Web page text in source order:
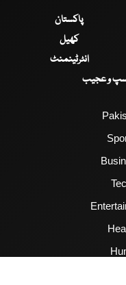
پاکستان
کھیل
انٹرٹینمنٹ
و عجیب